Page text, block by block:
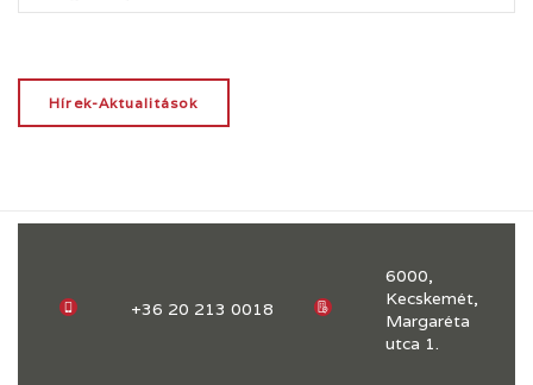
Hírek-Aktualitások
+36 20 213 0018
6000,
Kecskemét,
Margaréta
utca 1.